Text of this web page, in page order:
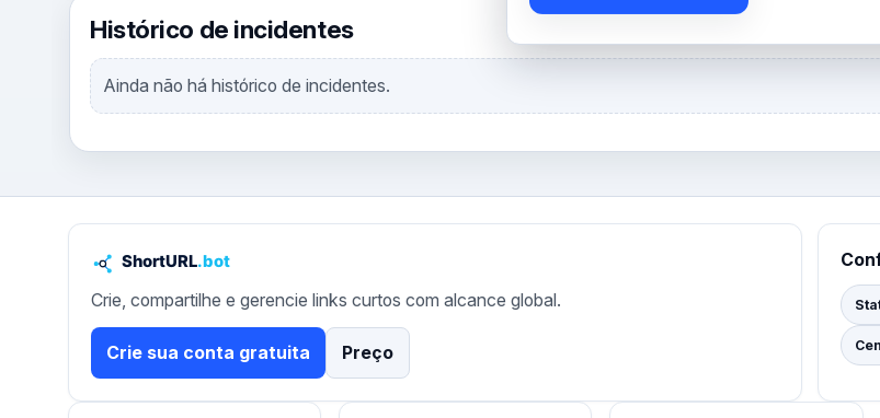
Histórico de incidentes
Ainda não há histórico de incidentes.
Crie, compartilhe e gerencie links curtos com alcance global.
Crie sua conta gratuita Preço